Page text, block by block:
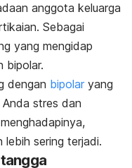
anggota keluarga
Sebagai
yang mengidap
bipolar.
dengan bipolar yang
stres dan
lebih sering terjadi.